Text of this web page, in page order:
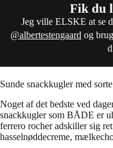
Fik du
Jeg ville ELSKE at se
@albertestengaard og
Sunde snackkugler med
Noget af det bedste ved
snackkugler som BÅDE er
ferrero rocher adskiller sig
hasselnøddecreme,